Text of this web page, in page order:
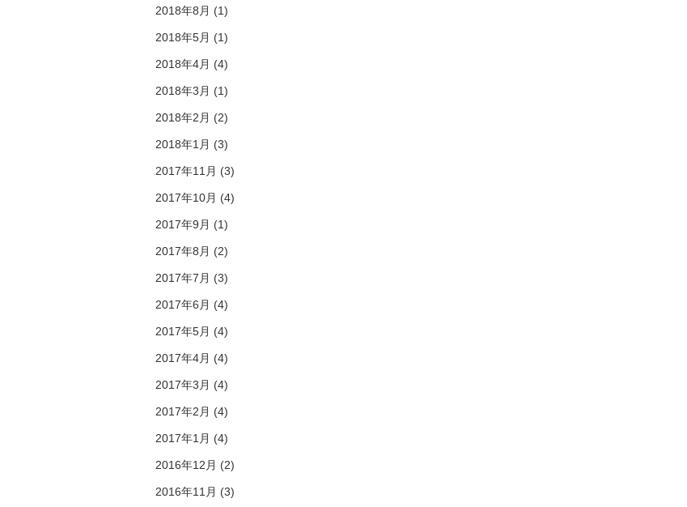
2018年8月 (1)
2018年5月 (1)
2018年4月 (4)
2018年3月 (1)
2018年2月 (2)
2018年1月 (3)
2017年11月 (3)
2017年10月 (4)
2017年9月 (1)
2017年8月 (2)
2017年7月 (3)
2017年6月 (4)
2017年5月 (4)
2017年4月 (4)
2017年3月 (4)
2017年2月 (4)
2017年1月 (4)
2016年12月 (2)
2016年11月 (3)